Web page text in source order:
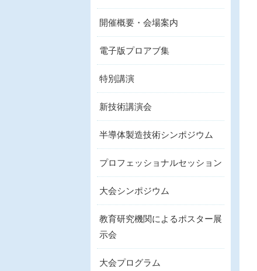
開催概要・会場案内
電子版プロアブ集
特別講演
新技術講演会
半導体製造技術シンポジウム
プロフェッショナルセッション
大会シンポジウム
教育研究機関によるポスター展
示会
大会プログラム